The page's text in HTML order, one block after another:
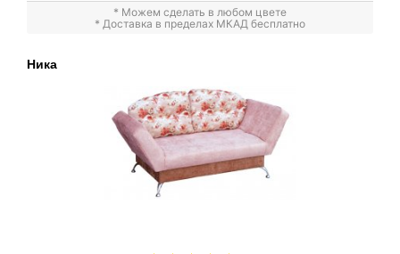
* Можем сделать в любом цвете
* Доставка в пределах МКАД бесплатно
Ника